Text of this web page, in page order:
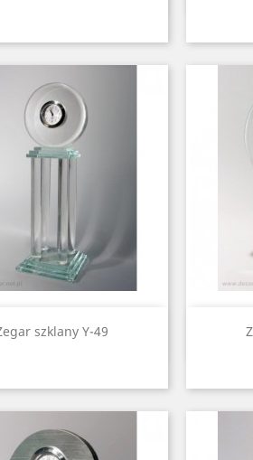
szklany Y-49
Quick view